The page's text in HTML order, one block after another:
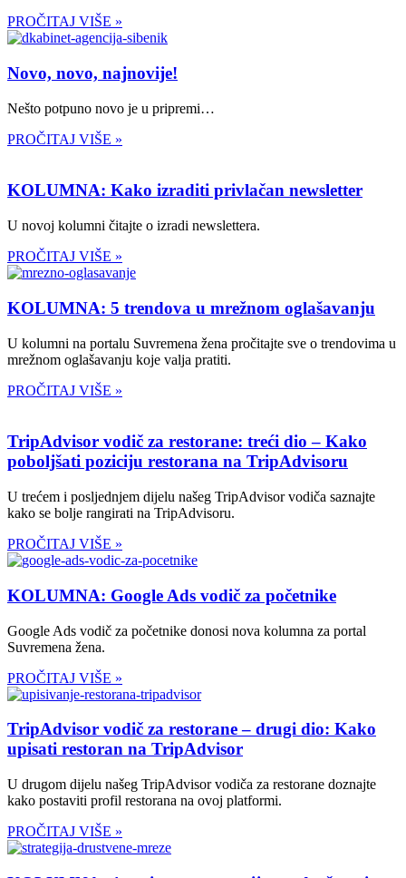
PROČITAJ VIŠE »
Novo, novo, najnovije!
Nešto potpuno novo je u pripremi…
PROČITAJ VIŠE »
KOLUMNA: Kako izraditi privlačan newsletter
U novoj kolumni čitajte o izradi newslettera.
PROČITAJ VIŠE »
KOLUMNA: 5 trendova u mrežnom oglašavanju
U kolumni na portalu Suvremena žena pročitajte sve o trendovima u
mrežnom oglašavanju koje valja pratiti.
PROČITAJ VIŠE »
TripAdvisor vodič za restorane: treći dio – Kako
poboljšati poziciju restorana na TripAdvisoru
U trećem i posljednjem dijelu našeg TripAdvisor vodiča saznajte
kako se bolje rangirati na TripAdvisoru.
PROČITAJ VIŠE »
KOLUMNA: Google Ads vodič za početnike
Google Ads vodič za početnike donosi nova kolumna za portal
Suvremena žena.
PROČITAJ VIŠE »
TripAdvisor vodič za restorane – drugi dio: Kako
upisati restoran na TripAdvisor
U drugom dijelu našeg TripAdvisor vodiča za restorane doznajte
kako postaviti profil restorana na ovoj platformi.
PROČITAJ VIŠE »